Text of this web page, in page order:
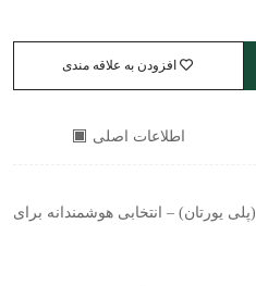
افزودن به علاقه مندی
اطلاعات اصلی
(پلی یورتان) – انتخابی هوشمندانه برای